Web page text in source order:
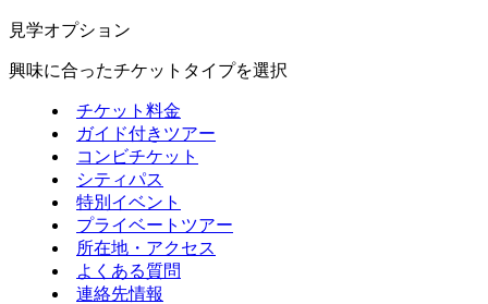
見学オプション
興味に合ったチケットタイプを選択
チケット料金
ガイド付きツアー
コンビチケット
シティパス
特別イベント
プライベートツアー
所在地・アクセス
よくある質問
連絡先情報